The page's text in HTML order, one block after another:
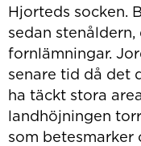
Hjorteds socken.
sedan
fornlämningar.
senare tid då det
ha täckt stora
landhöjningen
som betesmarker